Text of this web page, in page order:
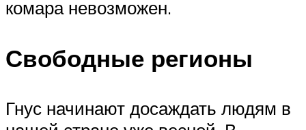
комара невозможен.
Свободные регионы
Гнус начинают досаждать людям в